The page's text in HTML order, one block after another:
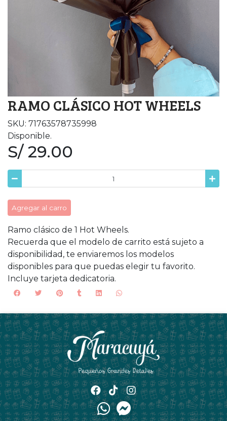
RAMO CLÁSICO HOT WHEELS
SKU: 71763578735998
Disponible.
S/ 29.00
Agregar al carro
Ramo clásico de 1 Hot Wheels.
Recuerda que el modelo de carrito está sujeto a
disponibilidad, te enviaremos los modelos
disponibles para que puedas elegir tu favorito.
Incluye tarjeta dedicatoria.